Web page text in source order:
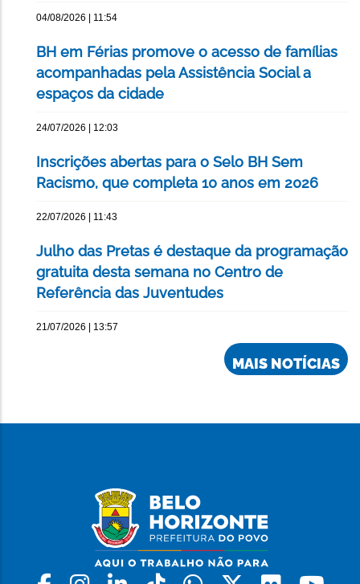
04/08/2026 | 11:54
BH em Férias promove o acesso de famílias
acompanhadas pela Assistência Social a
espaços da cidade
24/07/2026 | 12:03
Inscrições abertas para o Selo BH Sem
Racismo, que completa 10 anos em 2026
22/07/2026 | 11:43
Julho das Pretas é destaque da programação
gratuita desta semana no Centro de
Referência das Juventudes
21/07/2026 | 13:57
MAIS NOTÍCIAS